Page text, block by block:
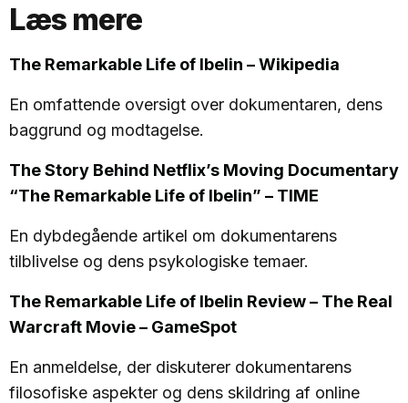
Læs mere
The Remarkable Life of Ibelin – Wikipedia
En omfattende oversigt over dokumentaren, dens
baggrund og modtagelse.
The Story Behind Netflix’s Moving Documentary
“The Remarkable Life of Ibelin” – TIME
En dybdegående artikel om dokumentarens
tilblivelse og dens psykologiske temaer.
The Remarkable Life of Ibelin Review – The Real
Warcraft Movie – GameSpot
En anmeldelse, der diskuterer dokumentarens
filosofiske aspekter og dens skildring af online